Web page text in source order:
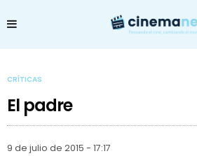
CRÍTICAS
El padre
9 de julio de 2015 - 17:17